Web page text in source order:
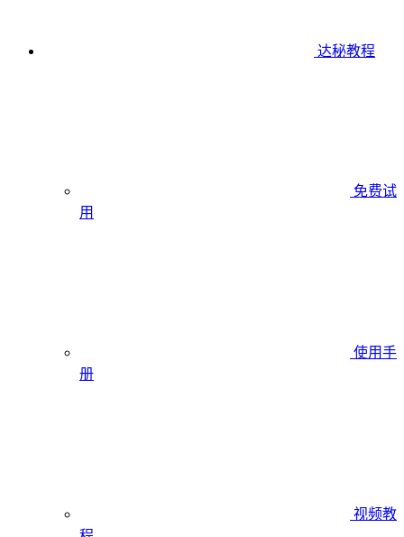
达秘教程
免费试
用
使用手
册
视频教